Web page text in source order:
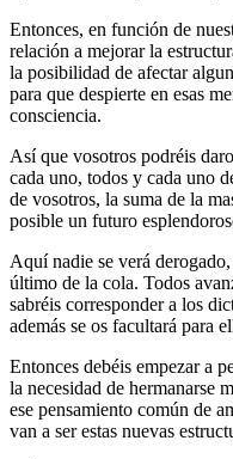
Entonces, en función de
relación a mejorar la
la posibilidad de afectar
para que despierte en esas
consciencia.
Así que vosotros podréis
cada uno, todos y cada uno
de vosotros, la suma de la
posible un futuro
Aquí nadie se verá
último de la cola. Todos
sabréis corresponder a los
además se os facultará para
Entonces debéis empezar a
la necesidad de hermanarse
ese pensamiento común de
van a ser estas nuevas